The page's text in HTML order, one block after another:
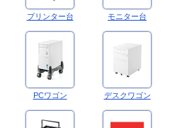
プリンター台 モニター台
PCワゴン デスクワゴン